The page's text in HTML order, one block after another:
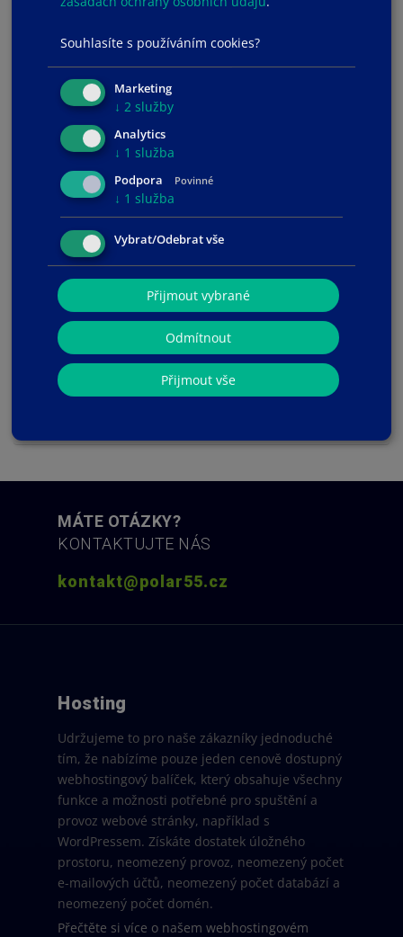
Pokud jste například nainstalovali WordPress pomocí
naší instalace jedním kliknutím a chcete...
Podpora
Žádosti o podporu
Oznámení
Databáze řešení
Soubory pro stažení
Stav systému
MÁTE OTÁZKY?
KONTAKTUJTE NÁS
kontakt@polar55.cz
Hosting
Udržujeme to pro naše zákazníky jednoduché
tím, že nabízíme pouze jeden cenově dostupný
webhostingový balíček, který obsahuje všechny
funkce a možnosti potřebné pro spuštění a
provoz webové stránky, například s
WordPressem. Získáte dostatek úložného
prostoru, neomezený provoz, neomezený počet
e-mailových účtů, neomezený počet databází a
neomezený počet domén.
Přečtěte si více o našem webhostingovém
Souhlasíte s používáním cookies?
Marketing
↓ 2 služby
Analytics
↓ 1 služba
Podpora Povinné
↓ 1 služba
Vybrat/Odebrat vše
Odmítnout
Přijmout vybrané
Přijmout vše